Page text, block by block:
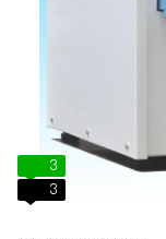
3
3